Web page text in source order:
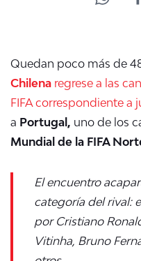
Quedan poco más de
Chilena regrese a las
FIFA correspondiente a
a Portugal, uno de los
Mundial de la FIFA
El encuentro
categoría del rival:
por Cristiano
Vitinha, Bruno